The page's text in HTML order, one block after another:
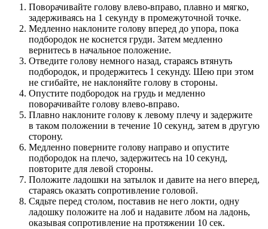
Поворачивайте голову влево-вправо, плавно и мягко,
задерживаясь на 1 секунду в промежуточной точке.
Медленно наклоните голову вперед до упора, пока
подбородок не коснется груди. Затем медленно
вернитесь в начальное положение.
Отведите голову немного назад, стараясь втянуть
подбородок, и продержитесь 1 секунду. Шею при этом
не сгибайте, не наклоняйте голову в стороны.
Опустите подбородок на грудь и медленно
поворачивайте голову влево-вправо.
Плавно наклоните голову к левому плечу и задержите
в таком положении в течение 10 секунд, затем в другую
сторону.
Медленно поверните голову направо и опустите
подбородок на плечо, задержитесь на 10 секунд,
повторите для левой стороны.
Положите ладошки на затылок и давите на него вперед,
стараясь оказать сопротивление головой.
Сядьте перед столом, поставив не него локти, одну
ладошку положите на лоб и надавите лбом на ладонь,
оказывая сопротивление на протяжении 10 сек.